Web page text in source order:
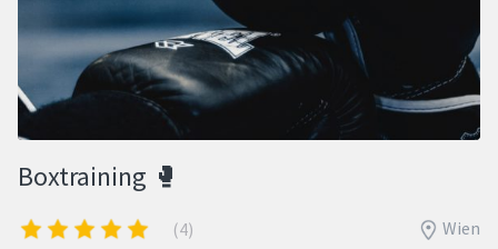
Boxtraining 🥊
(4) Wien